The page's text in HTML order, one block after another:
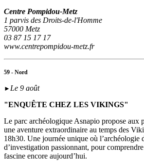
Centre Pompidou-Metz
1 parvis des Droits-de-l'Homme
57000 Metz
03 87 15 17 17
www.centrepompidou-metz.fr
59 - Nord
► Le 9 août
"ENQUÊTE CHEZ LES VIKINGS"
Le parc archéologique Asnapio propose aux
une aventure extraordinaire au temps des
18h30. Une journée unique où l’archéologie
d’investigation passionnant, pour
fascine encore aujourd’hui.